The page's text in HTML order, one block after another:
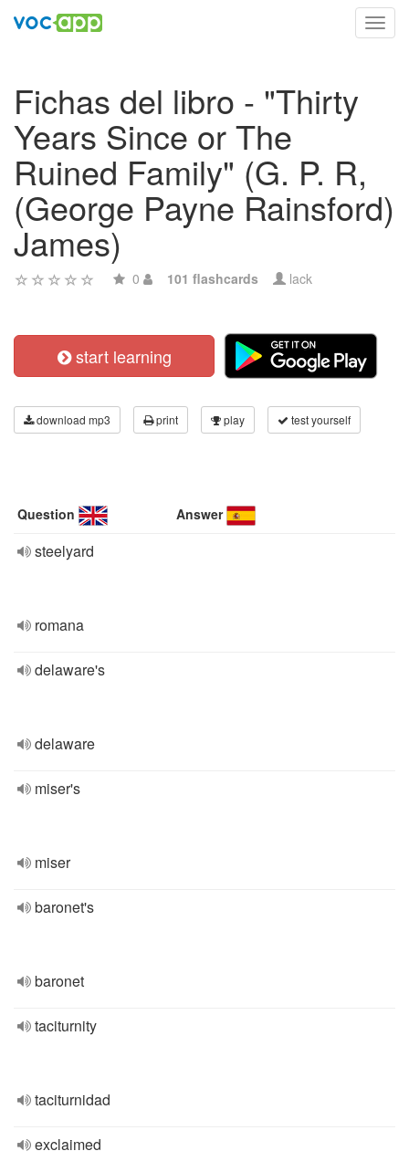
Fichas del libro - "Thirty
Years Since or The
Ruined Family" (G. P. R,
(George Payne Rainsford)
James)
0 101 flashcards lack
start learning
download mp3 print play test yourself
Question Answer
steelyard
romana
delaware's
delaware
miser's
miser
baronet's
baronet
taciturnity
taciturnidad
exclaimed